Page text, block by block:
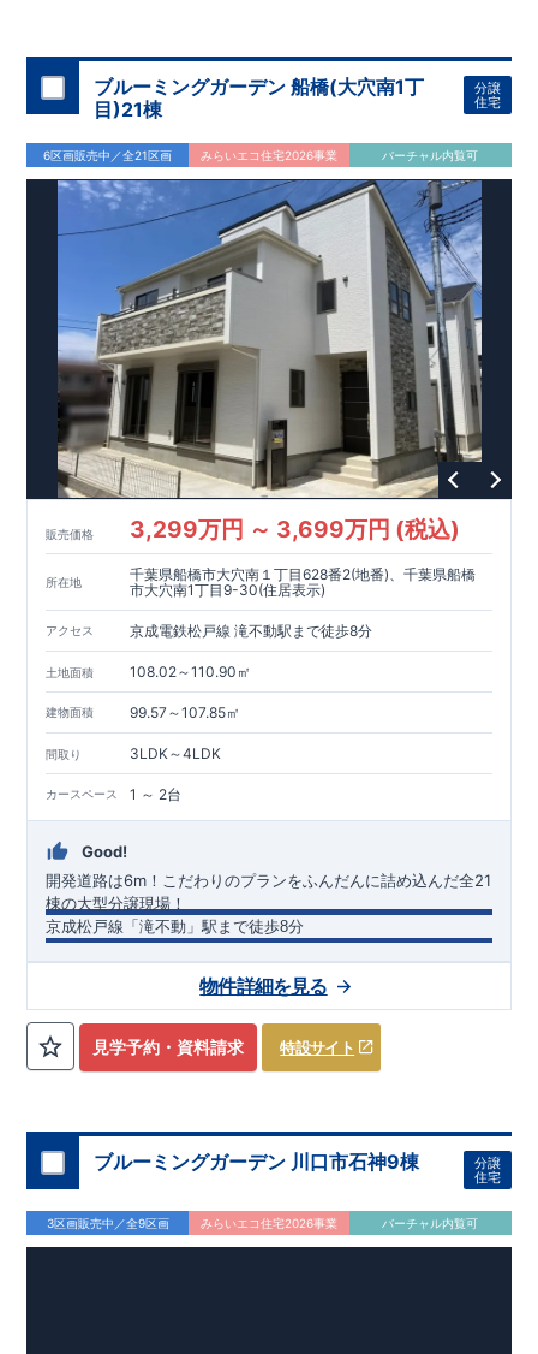
■１階廻りの構造材は防腐・防蟻性を確保するため、構造用集
成材に
ヒノキ を使用しております！
長期優良住宅
入れをして、長く大切に使う」という考え方の下、 国が定めた
7つの厳しい技術基準をクリアした物件だけが認定を受けられる
長期優良住宅。
長期優良住宅として認定を受けるためには、国が定めた下記
つ
の技術基準をクリアする必要があります。東栄住宅は全棟でク
リア！①耐震性②劣化対策③維持管理性④住戸面積⑤省エネル
ギー性⑥居住環境⑦維持保全管理
そのほかの魅力として、住宅ローン金利優遇、固定資産税の減
税、中古市場での売却時にも有利です。 ■ 住宅性能評価ダブル
もっと詳しく
「設計」と「建設」のダブルで性
能を評価されています！図面を第三者機関へ提出します。外部
評価委員が建設中に3回、竣工時に
回の現場検査が行われま
す。構造の安定・劣化の軽減・維持管理への配慮・温熱環境・
エネルギー消費量の必須
分野、空気環境で、最高等級取得！
耐震等級3 もっと詳しく
東栄住宅の建物は、国が定めた耐
震最高等級3を取得。建築基準法に定められた、｢数百年に一度
発生する地震に対して、倒壊、崩壊しない｣という基準から、さ
らに1.5倍の耐震力を達成しています。 耐風等級2 災害時の損
傷の受けにくさを評価されています。建築基準法に定められて
いる暴風による力（500年に 度）のさらに1.2 倍の暴風に対して
も損傷を生じないことで耐風最高等級2を取得しています。 ■自
社一貫体制もっと詳しく 東栄住宅は土地の仕入れ、設計、施
ます。
アフターサポートもっと詳しく
ことができる住宅の品質を長期にわたり維持するには、定期的
な点検を実施することが重要です。
ざいます。もちろん、定期点検以外でも万一不具合が発生した
際は対応いたします。
当社こだわりの空間アイディアを ショート動画 で
ご紹介しています。ここをクリッ ク
ブルーミングガーデン 船橋(大穴南1丁
目)21棟
分譲
住宅
6区画販売中／全21区画 みらいエコ住宅2026事業 バーチャル内覧可
販売価格 3,299万円 ～ 3,699万円 (税込)
所在地
千葉県船橋市大穴南１丁目628番2(地番)、千葉県船橋
市大穴南1丁目9-30(住居表示)
アクセス 京成電鉄松戸線 滝不動駅まで徒歩8分
土地面積 108.02～110.90㎡
建物面積 99.57～107.85㎡
間取り 3LDK～4LDK
カースペース 1 ～ 2台
Good!
開発道路は6m！こだわりのプランをふんだんに詰め込んだ全21
棟の大型分譲現場！
京成松戸線「滝不動」駅まで徒歩8分
★こだわりプランを採用した全21棟！
【教育施設】
・船橋市立大穴小学校
・船橋市立大穴中学校
・セブンイレブン船橋滝不動駅前店
・ランドローム三咲店
・イオンモール八千代緑が丘
・千葉徳洲会病院
・ケーヨーデイツー三咲店
見学予約・資料請求 特設サイト
物件詳細を見る
ブルーミングガーデン 川口市石神9棟
分譲
住宅
3区画販売中／全9区画 みらいエコ住宅2026事業 バーチャル内覧可